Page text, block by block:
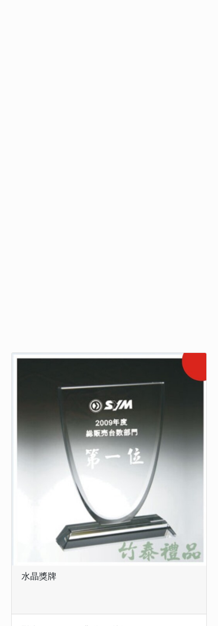
水晶獎牌